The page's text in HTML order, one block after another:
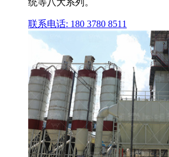
统等八大系列。
联系电话: 180 3780 8511